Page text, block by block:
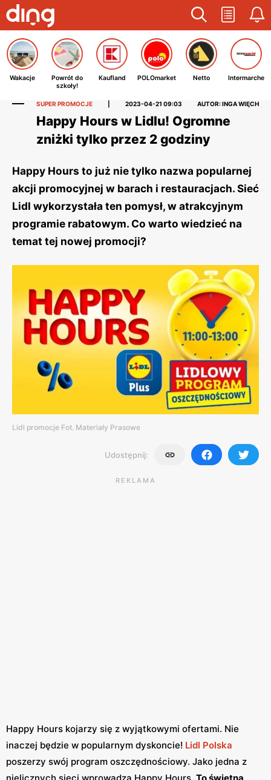
Wakacje
Powrót do
szkoły!
Kaufland POLOmarket Netto Intermarche
SUPER PROMOCJE 2023-04-21 09:03 AUTOR: INGA WIĘCH
Happy Hours w Lidlu! Ogromne
zniżki tylko przez 2 godziny
Happy Hours to już nie tylko nazwa popularnej
akcji promocyjnej w barach i restauracjach. Sieć
Lidl wykorzystała ten pomysł, w atrakcyjnym
programie rabatowym. Co warto wiedzieć na
temat tej nowej promocji?
Lidl promocje Fot. Materiały Prasowe
Udostępnij:
REKLAMA
Happy Hours kojarzy się z wyjątkowymi ofertami. Nie
inaczej będzie w popularnym dyskoncie! Lidl Polska
poszerzy swój program oszczędnościowy. Jako jedna z